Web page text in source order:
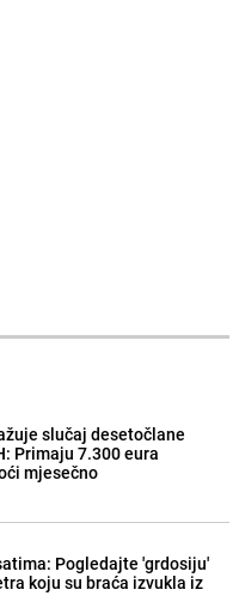
slučaj desetočlane
Primaju 7.300 eura
mjesečno
Pogledajte 'grdosiju'
koju su braća izvukla iz